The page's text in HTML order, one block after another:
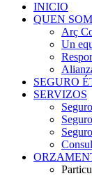
INICIO
QUEN
Arç
Un
SEGURO
SERVIZOS